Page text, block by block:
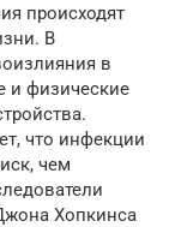
происходят
В
в
и физические
что инфекции
чем
Хопкинса